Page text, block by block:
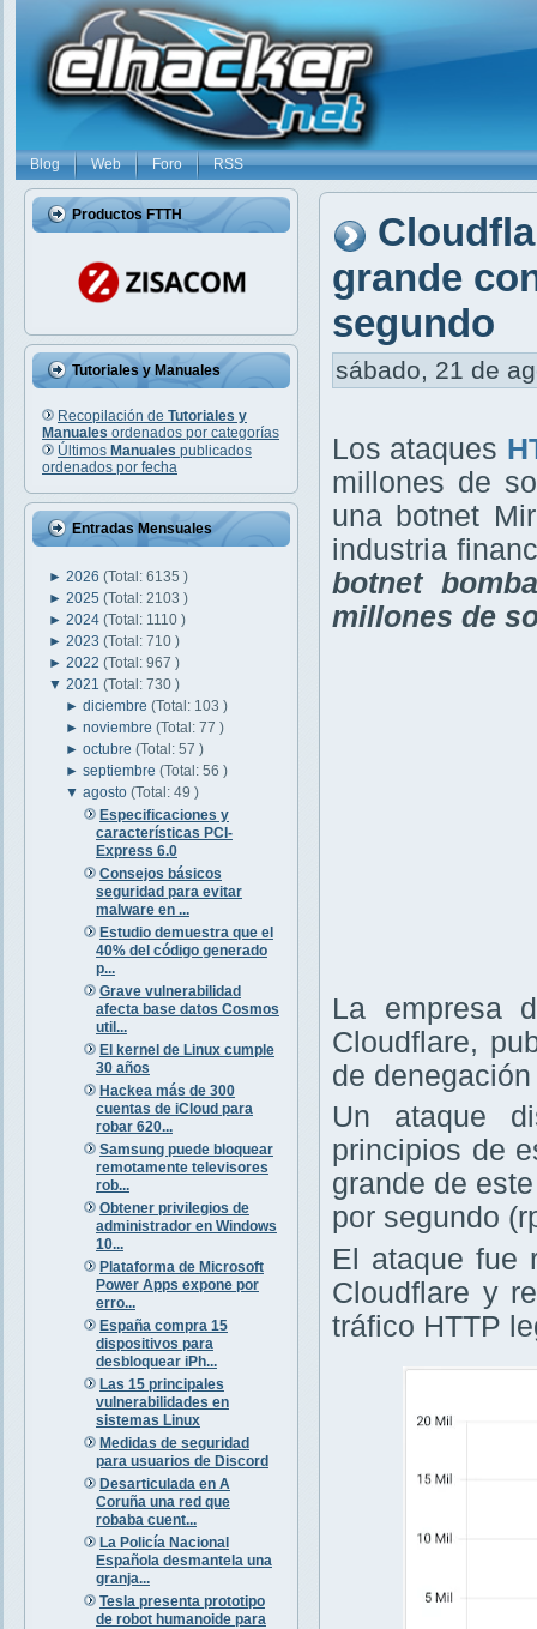
Blog Web Foro RSS
Productos FTTH
Tutoriales y Manuales
Recopilación de Tutoriales y
Manuales ordenados por categorías
Últimos Manuales publicados
ordenados por fecha
Entradas Mensuales
► 2026 (Total: 6135 )
► 2025 (Total: 2103 )
► 2024 (Total: 1110 )
► 2023 (Total: 710 )
► 2022 (Total: 967 )
▼ 2021 (Total: 730 )
►diciembre(Total: 103 )
►noviembre(Total: 77 )
►octubre(Total: 57 )
►septiembre(Total: 56 )
▼agosto(Total: 49 )
Especificaciones y
características PCI-
Express 6.0
Consejos básicos
seguridad para evitar
malware en ...
Estudio demuestra que el
40% del código generado
p...
Grave vulnerabilidad
afecta base datos Cosmos
util...
El kernel de Linux cumple
30 años
Hackea más de 300
cuentas de iCloud para
robar 620...
Samsung puede bloquear
remotamente televisores
rob...
Obtener privilegios de
administrador en Windows
10...
Plataforma de Microsoft
Power Apps expone por
erro...
España compra 15
dispositivos para
desbloquear iPh...
Las 15 principales
vulnerabilidades en
sistemas Linux
Medidas de seguridad
para usuarios de Discord
Desarticulada en A
Coruña una red que
robaba cuent...
La Policía Nacional
Española desmantela una
granja...
Tesla presenta prototipo
de robot humanoide para
grande
segundo
sábado, 21 de
Los ataques
millones de
una botnet
industria
botnet
millones de
La empresa
Cloudflare,
de
Un ataque
principios de
grande de
por segundo
El ataque fue
Cloudflare y
tráfico HTTP